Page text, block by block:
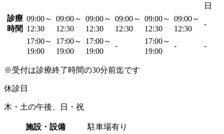
日
診療
時間
09:00～
12:30
09:00～
12:30
09:00～
12:30
09:00～
12:30
09:00～
12:30
09:00～
12:30
-
17:00～
19:00
17:00～
19:00
17:00～
19:00
-
17:00～
19:00
- -
※受付は診療終了時間の30分前迄です
休診日
木・土の午後、日・祝
施設・設備
駐車場有り